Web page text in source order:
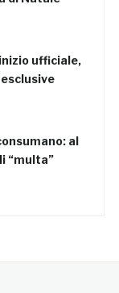
ufficiale,
al
“multa”